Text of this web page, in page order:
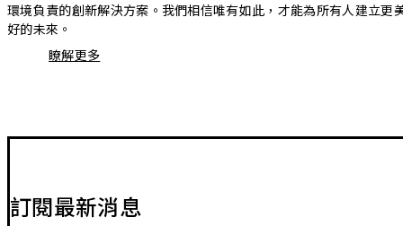
環境負責的創新解決方案。我們相信唯有如此，才能為所有人建立更
好的未來。
瞭解更多
訂閱最新消息